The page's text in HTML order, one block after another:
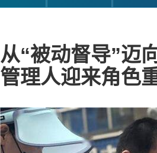
从“被动督导”迈
管理人迎来角色